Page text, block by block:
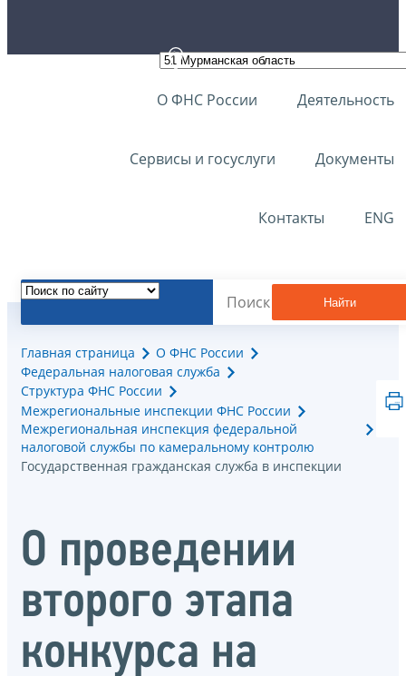
О ФНС России Деятельность
Сервисы и госуслуги Документы
Контакты ENG
Найти
Главная страница
О ФНС России
Федеральная налоговая служба
Структура ФНС России
Межрегиональные инспекции ФНС России
Межрегиональная инспекция федеральной
налоговой службы по камеральному контролю
Государственная гражданская служба в инспекции
О проведении
второго этапа
конкурса на